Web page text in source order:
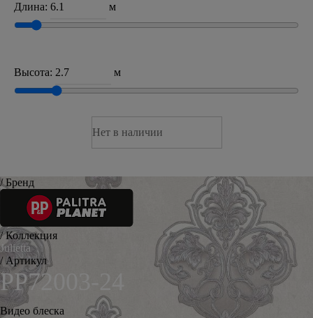
Длина: м
Высота: м
Нет в наличии
/ Бренд
/ Коллекция
Julietta
/ Артикул
PP72003-24
Видео блеска